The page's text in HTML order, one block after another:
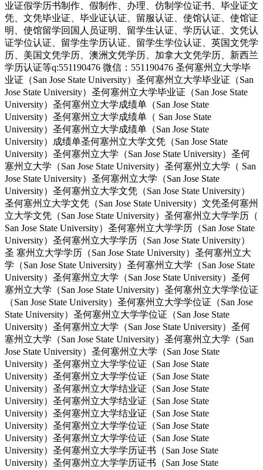
业证假学历书制作、假制作、办理、仿制学位证书、毕业证文
凭、文凭毕业证、毕业证认证、留服认证、使馆认证、使馆证
明、使馆留学回国人员证明、留学生认证、学历认证、文凭认
证学位认证、留学生学历认证、留学生学位认证、英国文凭学
历、美国文凭学历、澳洲文凭学历、加拿大文凭学历、新西兰
学历认证等q:551190476 微信：551190476 圣何塞州立大学毕
业证（San Jose State University）圣何塞州立大学毕业证（San
Jose State University）圣何塞州立大学毕业证（San Jose State
University）圣何塞州立大学成绩单（San Jose State
University）圣何塞州立大学成绩单（ San Jose State
University）圣何塞州立大学成绩单（San Jose State
University）成绩单圣何塞州立大学文凭（San Jose State
University）圣何塞州立大学（San Jose State University）圣何
塞州立大学（San Jose State University）圣何塞州立大学（ San
Jose State University）圣何塞州立大学（San Jose State
University）圣何塞州立大学文凭（San Jose State University）
圣何塞州立大学文凭（San Jose State University）文凭圣何塞州
立大学文凭（San Jose State University）圣何塞州立大学学历（
San Jose State University）圣何塞州立大学学历（San Jose State
University）圣何塞州立大学学历（San Jose State University）
圣 塞州立大学学历（San Jose State University）圣何塞州立大
学（San Jose State University）圣何塞州立大学（San Jose State
University）圣何塞州立大学（San Jose State University）圣何
塞州立大学（San Jose State University）圣何塞州立大学学位证
（San Jose State University）圣何塞州立大学学位证（San Jose
State University）圣何塞州立大学学位证（San Jose State
University）圣何塞州立大学（San Jose State University）圣何
塞州立大学（San Jose State University）圣何塞州立大学（San
Jose State University）圣何塞州立大学（San Jose State
University）圣何塞州立大学学位证（San Jose State
University）圣何塞州立大学学位证（San Jose State
University）圣何塞州立大学结业证（San Jose State
University）圣何塞州立大学结业证（San Jose State
University）圣何塞州立大学结业证（San Jose State
University）圣何塞州立大学学位证（San Jose State
University）圣何塞州立大学学位证（San Jose State
University）圣何塞州立大学学历证书（San Jose State
University）圣何塞州立大学学历证书（San Jose State